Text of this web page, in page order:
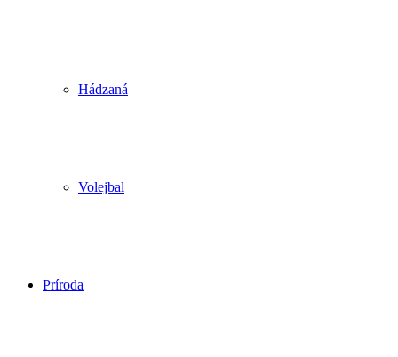
Hádzaná
Volejbal
Príroda